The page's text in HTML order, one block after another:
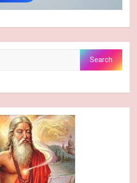
Search